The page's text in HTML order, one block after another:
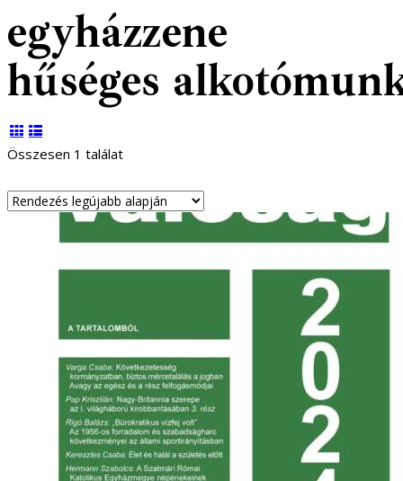
egyházzene
hűséges
Összesen 1 találat